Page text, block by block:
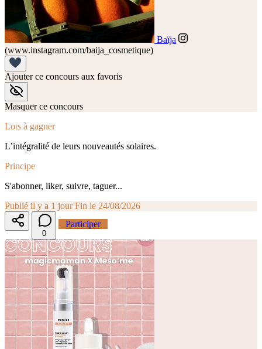
Baïja
(www.instagram.com/baija_cosmetique)
Ajouter ce concours aux favoris
Masquer ce concours
Lots à gagner
L’intégralité de leurs nouveautés solaires.
Principe
S'abonner, liker, suivre, taguer...
Publié il y a 1 jour Fin le 24/08/2026
0
Participer